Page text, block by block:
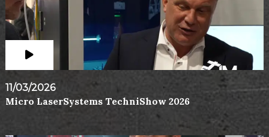
11/03/2026
Micro LaserSystems TechniShow 2026